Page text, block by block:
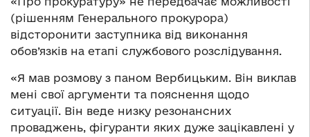
(рішенням Генерального прокурора)
відсторонити заступника від виконання
обов’язків на етапі службового розслідування.
«Я мав розмову з паном Вербицьким. Він виклав
мені свої аргументи та пояснення щодо
ситуації. Він веде низку резонансних
проваджень, фігуранти яких дуже зацікавлені у